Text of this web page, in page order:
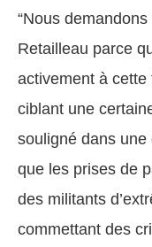
“Nous
Retailleau parce
activement à
ciblant une
souligné dans
que les prises de
des militants
commettant des